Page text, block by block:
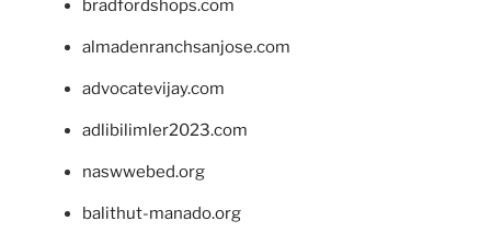
bradfordshops.com
almadenranchsanjose.com
advocatevijay.com
adlibilimler2023.com
naswwebed.org
balithut-manado.org